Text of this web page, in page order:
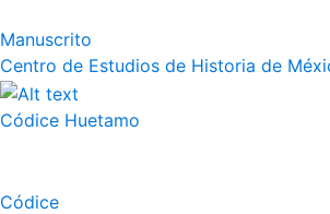
Manuscrito
Centro de Estudios de Historia de
Códice Huetamo
Códice